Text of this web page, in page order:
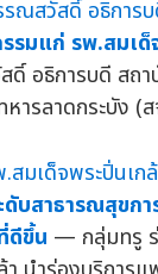
มแก่ รพ.สมเด็
อธิการบดี สถา
ารลาดกระบัง (
ดับสาธารณสุขก
ดีขึ้น — กลุ่มทรู